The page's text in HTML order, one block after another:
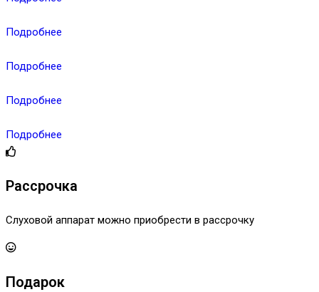
Подробнее
Подробнее
Подробнее
Подробнее
Рассрочка
Слуховой аппарат можно приобрести в рассрочку
Подарок